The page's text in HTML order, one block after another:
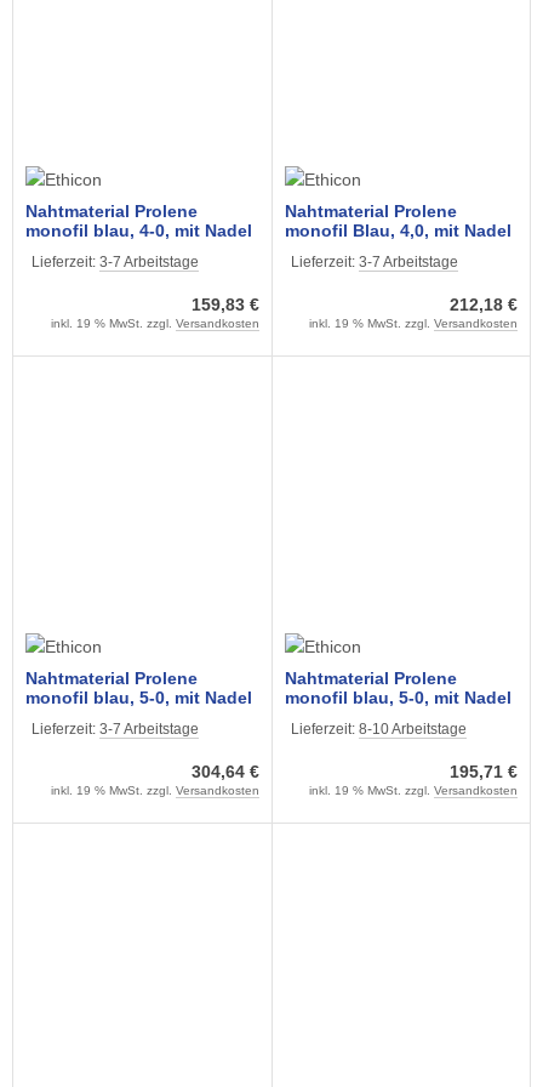
Nahtmaterial Prolene
monofil blau, 4-0, mit Nadel
nicht resorbierbar
Lieferzeit: 3-7 Arbeitstage
159,83 €
inkl. 19 % MwSt. zzgl. Versandkosten
Nahtmaterial Prolene
monofil Blau, 4,0, mit Nadel
nicht resorbierbar
Lieferzeit: 3-7 Arbeitstage
212,18 €
inkl. 19 % MwSt. zzgl. Versandkosten
Nahtmaterial Prolene
monofil blau, 5-0, mit Nadel
nicht resorbierbar
Lieferzeit: 3-7 Arbeitstage
304,64 €
inkl. 19 % MwSt. zzgl. Versandkosten
Nahtmaterial Prolene
monofil blau, 5-0, mit Nadel
Faden (3 Dtz.) nicht
Lieferzeit: 8-10 Arbeitstage
195,71 €
inkl. 19 % MwSt. zzgl. Versandkosten